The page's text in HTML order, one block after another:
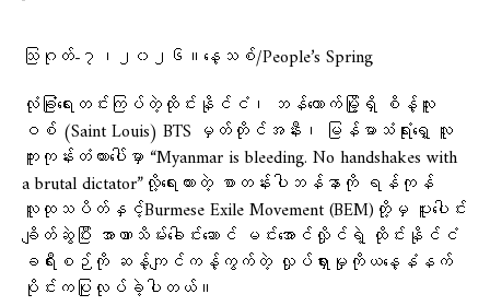
သြဂုတ်-၇၊၂၀၂၆။​နေ့သစ်/People’s Spring
လုံခြုံရေးတင်းကြပ်တဲ့ထိုင်းနိုင်ငံ၊ ဘန်ကောက်မြို့ရှိ စိန့်လူး
ဝစ် (Saint Louis) BTS မှတ်တိုင်အနီး၊ မြန်မာသံရုံးရှေ့ လူ
ကူးကုန်းတံတားပေါ်မှာ “Myanmar is bleeding. No handshakes with
a brutal dictator”လို့​ရေးထားတဲ့ စာတန်းပါဘန်နာကို ရန်ကုန်
လူထုသပိတ်နှင့်Burmese Exile Movement (BEM)တို့မှ ပူးပေါင်း
ချိတ်ဆွဲပြီး အာဏာသိမ်း​ခေါင်း​ဆောင် မင်းအောင်လှိုင်ရဲ့ ထိုင်းနိုင်ငံ
ခရီးစဉ်ကို ဆန့်ကျင်ကန့်ကွက်တဲ့ လှုပ်ရှားမှုကိုယ​​နေ့နံနက်
ပိုင်းကပြုလုပ်ခဲ့ပါတယ်။